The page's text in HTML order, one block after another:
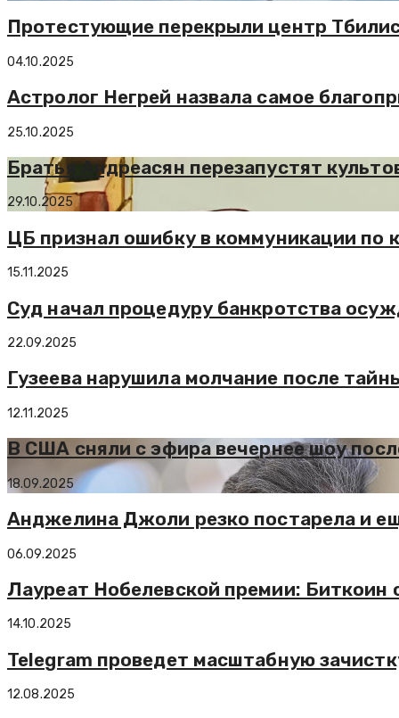
Протестующие перекрыли центр
04.10.2025
Астролог Негрей назвала самое
25.10.2025
Братья Андреасян перезапустят
29.10.2025
ЦБ признал ошибку в коммуникации по
15.11.2025
Суд начал процедуру банкротства
22.09.2025
Гузеева нарушила молчание после
12.11.2025
В США сняли с эфира вечернее шоу
18.09.2025
Анджелина Джоли резко постарела и
06.09.2025
Лауреат Нобелевской премии: Биткоин
14.10.2025
Telegram проведет масштабную
12.08.2025